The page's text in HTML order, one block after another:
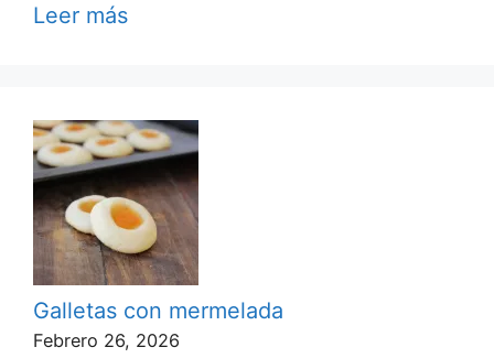
Leer más
Galletas con mermelada
Febrero 26, 2026